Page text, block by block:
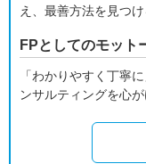
え、最善方法を見つ
FPとしてのモット
「わかりやすく丁寧
ンサルティングを心が